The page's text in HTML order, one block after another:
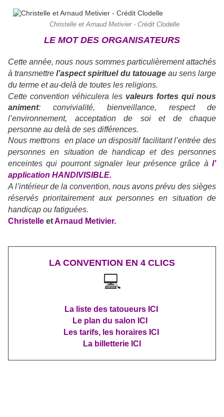
Christelle et Arnaud Metivier - Crédit Clodelle
LE MOT DES ORGANISATEURS
Cette année, nous nous sommes particulièrement attachés
à transmettrel’aspect spirituel du tatouageau sens large
du terme et au-delà de toutes les religions.
Cette convention véhiculera les valeurs fortes qui nous
animent: convivialité, bienveillance, respect de
l’environnement, acceptation de soi et de chaque
personne au delà de ses différences.
Nous mettrons en place un dispositif facilitant l’entrée des
personnes en situation de handicap et des personnes
enceintes qui pourront signaler leur présence grâce à l’
application HANDIVISIBLE.
A l’intérieur de la convention, nous avons prévu des sièges
réservés prioritairement aux personnes en situation de
handicap ou fatiguées.
Christelle etArnaud Metivier.
LA CONVENTION EN 4 CLICS
💻
La liste des tatoueurs ICI
Le plan du salon ICI
Les tarifs, les horaires ICI
La billetterie ICI